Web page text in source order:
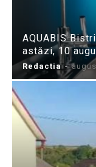
AQUABIS
astăzi, 10
Redactia -